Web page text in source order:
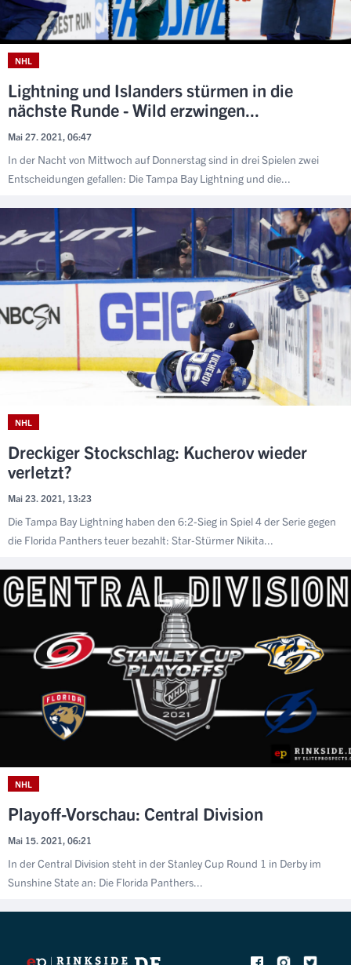
NHL
Lightning und Islanders stürmen in die
nächste Runde - Wild erzwingen...
Mai 27. 2021, 06:47
In der Nacht von Mittwoch auf Donnerstag sind in drei Spielen zwei
Entscheidungen gefallen: Die Tampa Bay Lightning und die...
NHL
Dreckiger Stockschlag: Kucherov wieder
verletzt?
Mai 23. 2021, 13:23
Die Tampa Bay Lightning haben den 6:2-Sieg in Spiel 4 der Serie gegen
die Florida Panthers teuer bezahlt: Star-Stürmer Nikita...
NHL
Playoff-Vorschau: Central Division
Mai 15. 2021, 06:21
In der Central Division steht in der Stanley Cup Round 1 in Derby im
Sunshine State an: Die Florida Panthers...